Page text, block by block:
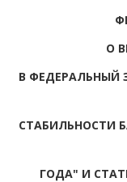
О
В ФЕДЕРАЛЬНЫЙ
СТАБИЛЬНОСТИ
ГОДА" И